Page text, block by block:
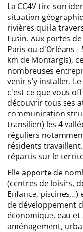
La CC4V tire son
situation
rivières qui la
Fusin. Aux portes
Paris ou d'Orléans -
km de Montargis),
nombreuses
venir s'y installer.
c'est ce que vous
découvrir tous ses
communication
transilien) les 4
réguliers
résidents
répartis sur le
Elle apporte de
(centres de loisirs,
Enfance,
de développement
économique, eau et
aménagement,